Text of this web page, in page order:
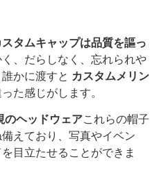
タムキャップは品質を謳っ
、だらしなく、忘れられや
かに渡すと カスタムメリン
た感じがします。
のヘッドウェアこれらの帽子
えており、写真やイベン
目立たせることができま